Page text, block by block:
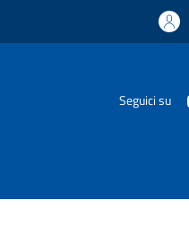
Seguici su